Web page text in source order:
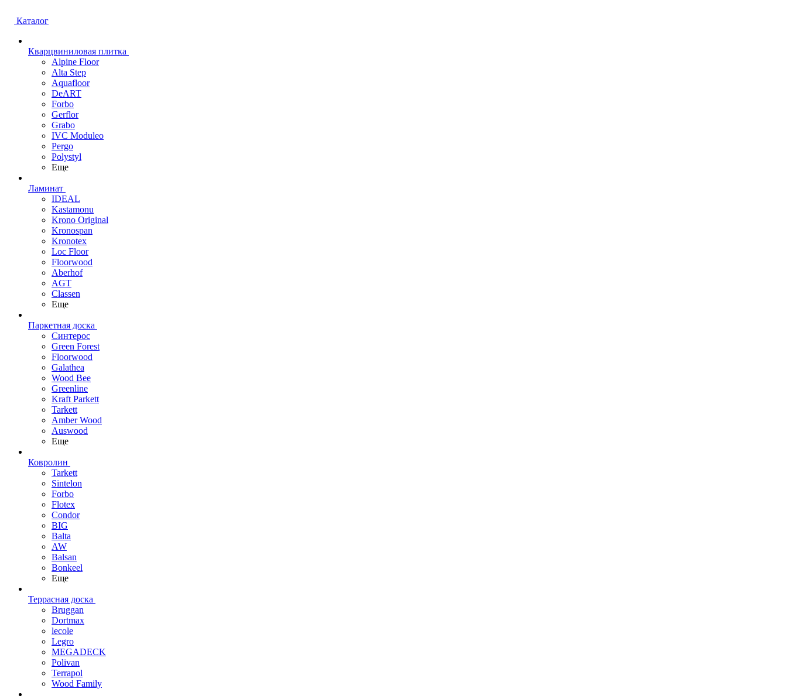
Каталог
Кварцвиниловая плитка
Alpine Floor
Alta Step
Aquafloor
DeART
Forbo
Gerflor
Grabo
IVC Moduleo
Pergo
Polystyl
Еще
Ламинат
IDEAL
Kastamonu
Krono Original
Kronospan
Kronotex
Loc Floor
Floorwood
Aberhof
AGT
Classen
Еще
Паркетная доска
Синтерос
Green Forest
Floorwood
Galathea
Wood Bee
Greenline
Kraft Parkett
Tarkett
Amber Wood
Auswood
Еще
Ковролин
Tarkett
Sintelon
Forbo
Flotex
Condor
BIG
Balta
AW
Balsan
Bonkeel
Еще
Террасная доска
Bruggan
Dortmax
lecole
Legro
MEGADECK
Polivan
Terrapol
Wood Family